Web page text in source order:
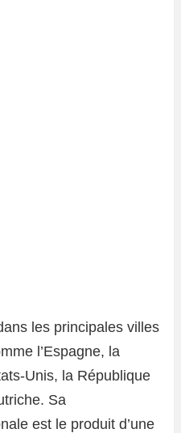
les principales villes
l’Espagne, la
Unis, la République
Sa
est le produit d’une